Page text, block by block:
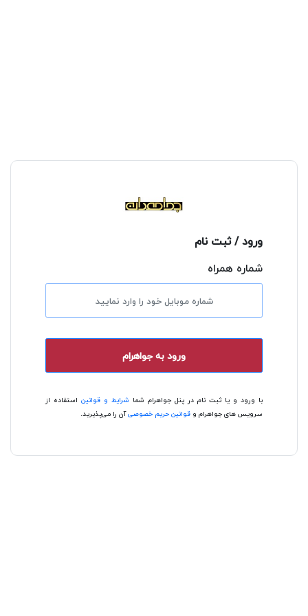
ورود / ثبت نام
شماره همراه
ورود به جواهرام
با ورود و یا ثبت نام در پنل جواهرام شما شرایط و قوانین استفاده از
سرویس های جواهرام و قوانین حریم خصوصیآن را می‌پذیرید.